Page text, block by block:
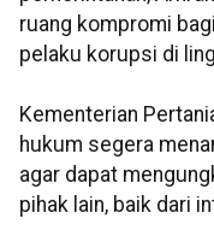
ruang kompromi
pelaku korupsi di
Kementerian
hukum segera
agar dapat
pihak lain, baik dari